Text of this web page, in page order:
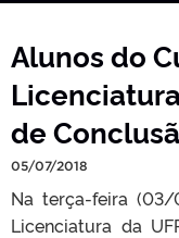
TELEFONES
Alunos do
de
05/07/2018
Na terça-feira
Licenciatura da